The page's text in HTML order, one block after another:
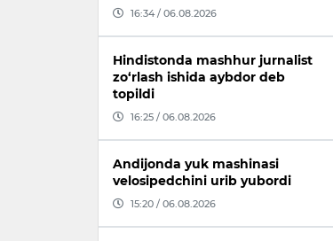
16:34 / 06.08.2026
Hindistonda mashhur jurnalist
zo‘rlash ishida aybdor deb
topildi
16:25 / 06.08.2026
Andijonda yuk mashinasi
velosipedchini urib yubordi
15:20 / 06.08.2026